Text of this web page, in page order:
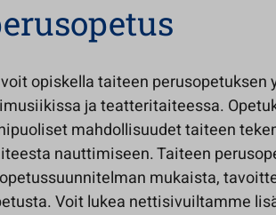
opiskella taiteen perusopetuksen
ja teatteritaiteessa.
mahdollisuudet taiteen
nauttimiseen. Taiteen
mukaista,
Voit lukea nettisivuiltamme